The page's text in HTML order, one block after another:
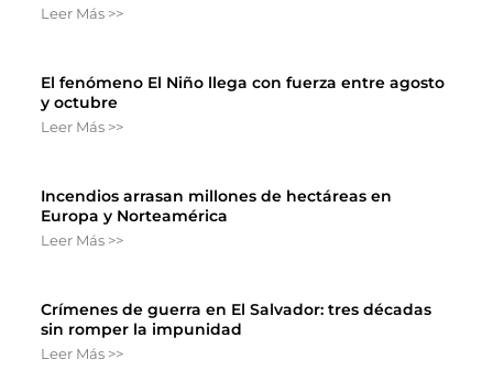
Leer Más >>
El fenómeno El Niño llega con fuerza entre agosto
y octubre
Leer Más >>
Incendios arrasan millones de hectáreas en
Europa y Norteamérica
Leer Más >>
Crímenes de guerra en El Salvador: tres décadas
sin romper la impunidad
Leer Más >>